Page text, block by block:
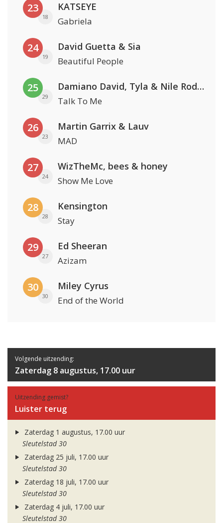
23
18
KATSEYE
Gabriela
24
19
David Guetta & Sia
Beautiful People
25
29
Damiano David, Tyla & Nile Rodgers
Talk To Me
26
23
Martin Garrix & Lauv
MAD
27
24
WizTheMc, bees & honey
Show Me Love
28
28
Kensington
Stay
29
27
Ed Sheeran
Azizam
30
30
Miley Cyrus
End of the World
Volgende uitzending:
Zaterdag 8 augustus, 17.00 uur
Uitzending gemist?
Luister terug
Zaterdag 1 augustus, 17.00 uur
Sleutelstad 30
Zaterdag 25 juli, 17.00 uur
Sleutelstad 30
Zaterdag 18 juli, 17.00 uur
Sleutelstad 30
Zaterdag 4 juli, 17.00 uur
Sleutelstad 30